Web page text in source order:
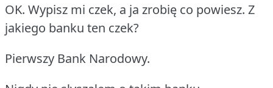
OK. Wypisz mi czek, a ja zrobię co powiesz. Z
jakiego banku ten czek?
Pierwszy Bank Narodowy.